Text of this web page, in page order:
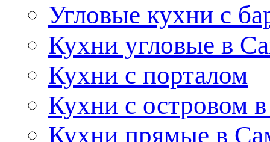
Угловые кухни с
Кухни угловые в
Кухни с порталом
Кухни с островом
Кухни прямые в